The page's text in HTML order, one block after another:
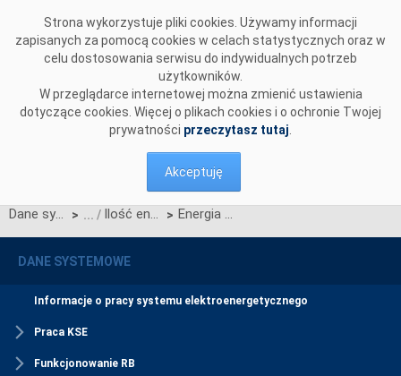
Strona wykorzystuje pliki cookies. Używamy informacji
zapisanych za pomocą cookies w celach statystycznych oraz w
celu dostosowania serwisu do indywidualnych potrzeb
użytkowników.
W przeglądarce internetowej można zmienić ustawienia
dotyczące cookies. Więcej o plikach cookies i o ochronie Twojej
prywatności przeczytasz tutaj
Akceptuję
Dane systemowe > Ilość energii bilansującej i realokowanej > Energia realokacji USE na JGwa
DANE SYSTEMOWE
Informacje o pracy systemu elektroenergetycznego
Praca KSE
Funkcjonowanie RB